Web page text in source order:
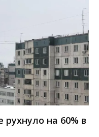
на 60% в